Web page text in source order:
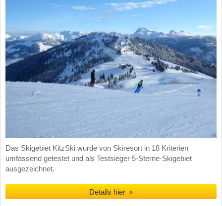
Das Skigebiet KitzSki wurde von Skiresort in 18 Kriterien
umfassend getestet und als Testsieger 5-Sterne-Skigebiet
ausgezeichnet.
Details hier